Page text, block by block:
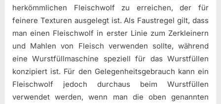
herkömmlichen Fleischwolf zu erreichen, der für
feinere Texturen ausgelegt ist. Als Faustregel gilt, dass
man einen Fleischwolf in erster Linie zum Zerkleinern
und Mahlen von Fleisch verwenden sollte, während
eine Wurstfüllmaschine speziell für das Wurstfüllen
konzipiert ist. Für den Gelegenheitsgebrauch kann ein
Fleischwolf jedoch durchaus beim Wurstfüllen
verwendet werden, wenn man die oben genannten